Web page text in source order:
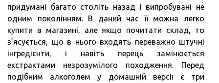
придумані багато століть назад і випробувані не
одним поколінням. В даний час її можна легко
купити в магазині, але якщо почитати склад, то
з’ясується, що в нього входять переважно штучні
інгредієнти, і навіть перець замінюється
екстрактами незрозумілого походження. Перед
подібним алкоголем у домашній версії є три